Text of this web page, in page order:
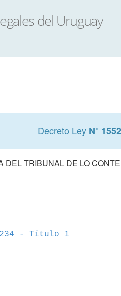
Decreto Ley N°
DEL TRIBUNAL DE LO
234 - Título 1